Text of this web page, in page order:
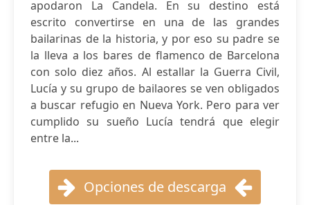
apodaron La Candela. En su destino está
escrito convertirse en una de las grandes
bailarinas de la historia, y por eso su padre se
la lleva a los bares de flamenco de Barcelona
con solo diez años. Al estallar la Guerra Civil,
Lucía y su grupo de bailaores se ven obligados
a buscar refugio en Nueva York. Pero para ver
cumplido su sueño Lucía tendrá que elegir
entre la...
Opciones de descarga